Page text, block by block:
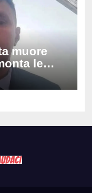
muore
le
chi era
è